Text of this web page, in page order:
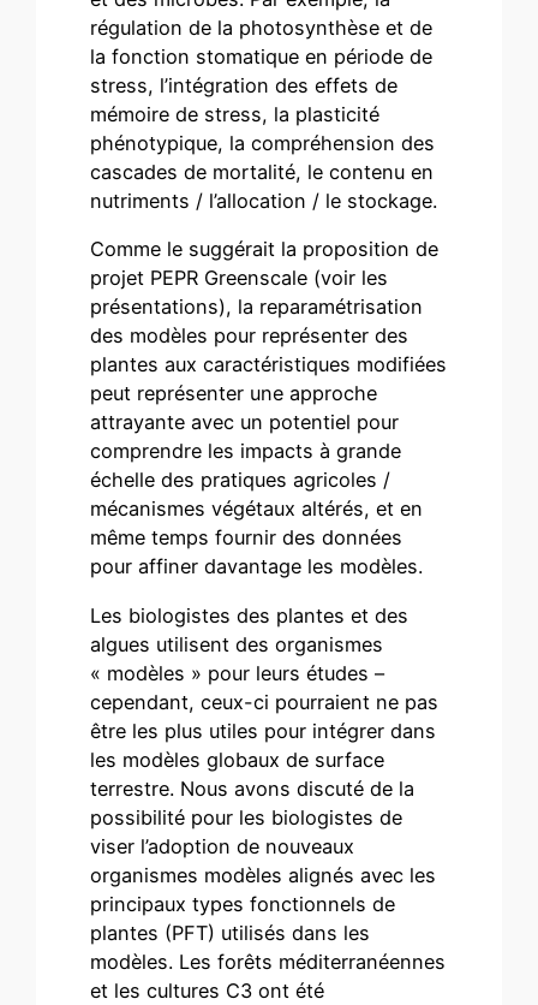
régulation de la photosynthèse et de
la fonction stomatique en période de
stress, l’intégration des effets de
mémoire de stress, la plasticité
phénotypique, la compréhension des
cascades de mortalité, le contenu en
nutriments / l’allocation / le stockage.
Comme le suggérait la proposition de
projet PEPR Greenscale (voir les
présentations), la reparamétrisation
des modèles pour représenter des
plantes aux caractéristiques modifiées
peut représenter une approche
attrayante avec un potentiel pour
comprendre les impacts à grande
échelle des pratiques agricoles /
mécanismes végétaux altérés, et en
même temps fournir des données
pour affiner davantage les modèles.
Les biologistes des plantes et des
algues utilisent des organismes
« modèles » pour leurs études –
cependant, ceux-ci pourraient ne pas
être les plus utiles pour intégrer dans
les modèles globaux de surface
terrestre. Nous avons discuté de la
possibilité pour les biologistes de
viser l’adoption de nouveaux
organismes modèles alignés avec les
principaux types fonctionnels de
plantes (PFT) utilisés dans les
modèles. Les forêts méditerranéennes
et les cultures C3 ont été